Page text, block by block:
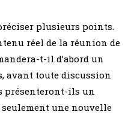
plusieurs points.
réel de la réunion de
t-il d’abord un
avant toute discussion
présenteront-ils un
une nouvelle